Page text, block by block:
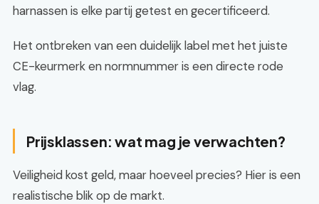
harnassen is elke partij getest en gecertificeerd.
Het ontbreken van een duidelijk label met het juiste
CE-keurmerk en normnummer is een directe rode
vlag.
Prijsklassen: wat mag je verwachten?
Veiligheid kost geld, maar hoeveel precies? Hier is een
realistische blik op de markt.